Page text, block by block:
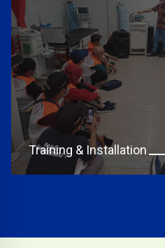
Training & Installation